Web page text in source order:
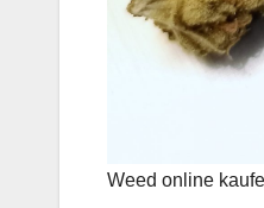
Weed online